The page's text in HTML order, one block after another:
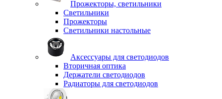
Прожекторы, светильники
Светильники
Прожекторы
Светильники настольные
Аксессуары для светодиодов
Вторичная оптика
Держатели светодиодов
Радиаторы для светодиодов